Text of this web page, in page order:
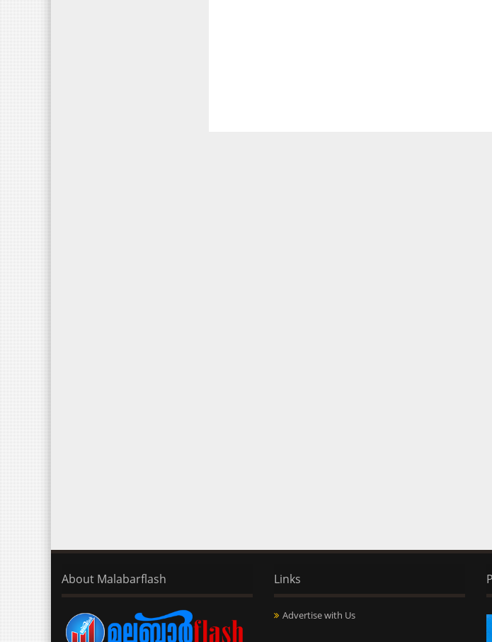
About Malabarflash Links
Advertise with Us